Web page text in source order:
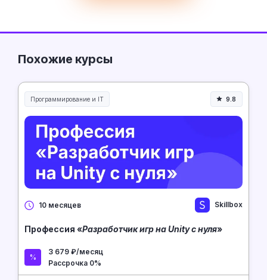
Похожие курсы
Программирование и IT 9.8
10 месяцев Skillbox
Профессия «Разработчик игр на Unity с нуля»
3 679 ₽/месяц
Рассрочка 0%